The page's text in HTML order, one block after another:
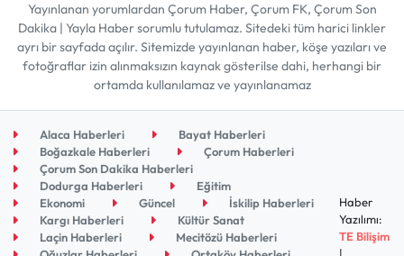
Yayınlanan yorumlardan Çorum Haber, Çorum FK, Çorum Son
Dakika | Yayla Haber sorumlu tutulamaz. Sitedeki tüm harici linkler
ayrı bir sayfada açılır. Sitemizde yayınlanan haber, köşe yazıları ve
fotoğraflar izin alınmaksızın kaynak gösterilse dahi, herhangi bir
ortamda kullanılamaz ve yayınlanamaz
Alaca Haberleri
Bayat Haberleri
Boğazkale Haberleri
Çorum Haberleri
Çorum Son Dakika Haberleri
Dodurga Haberleri
Eğitim
Ekonomi
Güncel
İskilip Haberleri
Kargı Haberleri
Kültür Sanat
Laçin Haberleri
Mecitözü Haberleri
Haber
Yazılımı:
TE Bilişim